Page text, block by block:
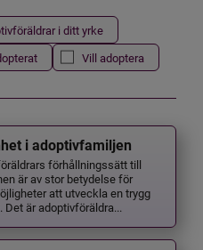
i ditt yrke
Vill adoptera
i adoptivfamiljen
förhållningssätt till
är av stor betydelse för
att utveckla en trygg
Det är adoptivföräldra...